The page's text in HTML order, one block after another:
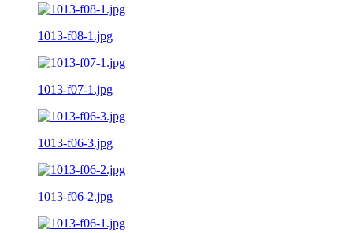
1013-f08-1.jpg
1013-f07-1.jpg
1013-f06-3.jpg
1013-f06-2.jpg